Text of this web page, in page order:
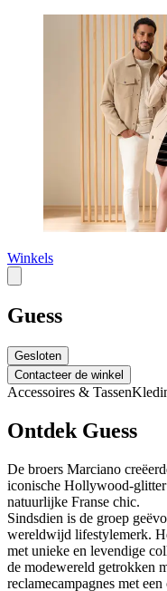
Winkels
Guess
Gesloten
Contacteer de winkel
Accessoires & Tassen
Ontdek Guess
De broers Marciano
iconische Hollywood-
natuurlijke Franse chic.
Sindsdien is de groep
wereldwijd lifestylemerk.
met unieke en levendige
de modewereld getrokken
reclamecampagnes met